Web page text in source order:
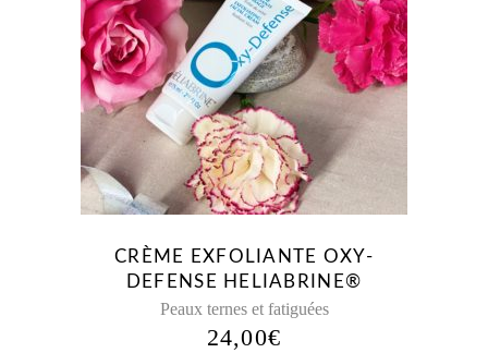
CRÈME EXFOLIANTE OXY-
DEFENSE HELIABRINE®
Peaux ternes et fatiguées
24,00€